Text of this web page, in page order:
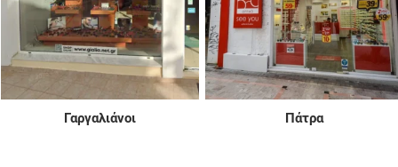
Γαργαλιάνοι Πάτρα